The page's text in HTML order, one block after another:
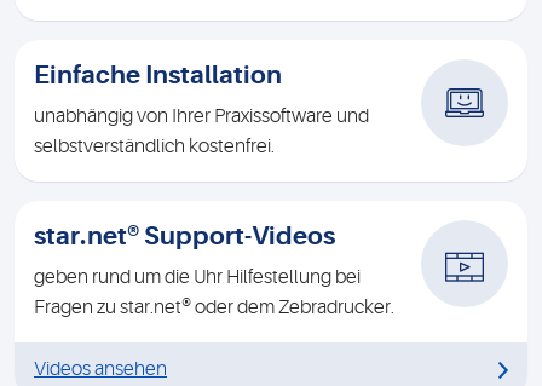
Einfache Installation
unabhängig von Ihrer Praxissoftware und
selbstverständlich kostenfrei.
star.net® Support-Videos
geben rund um die Uhr Hilfestellung bei
Fragen zu star.net® oder dem Zebradrucker.
Videos ansehen